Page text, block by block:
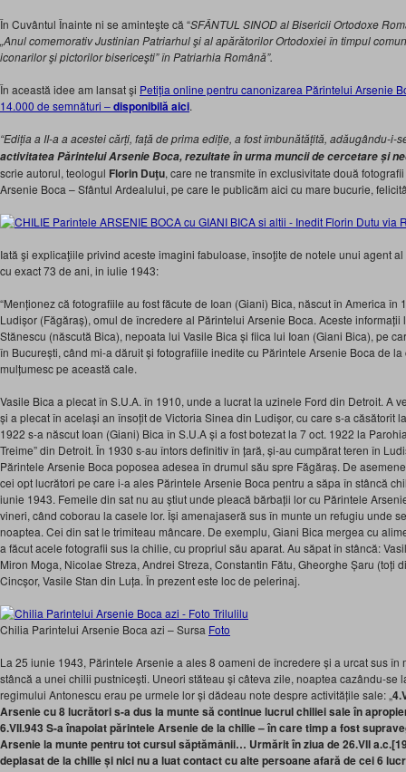
În Cuvântul Înainte ni se aminteşte că “SFÂNTUL SINOD al Bisericii Ortodoxe
„Anul comemorativ Justinian Patriarhul şi al apărătorilor Ortodoxiei în timpul
iconarilor şi pictorilor bisericeşti” în Patriarhia Română”.
În această idee am lansat şi Petiţia online pentru canonizarea Părintelui Arsenie
14.000 de semnături –disponibilă aici.
“Ediția a II-a a acestei cărți, față de prima ediție, a fost îmbunătățită, adăugându-i-
activitatea Părintelui Arsenie Boca, rezultate în urma muncii de cercetare și
scrie autorul, teologul Florin Duţu, care ne transmite în exclusivitate două
Arsenie Boca – Sfântul Ardealului, pe care le publicăm aici cu mare bucurie,
Iată şi explicaţiile privind aceste imagini fabuloase, însoţite de notele unui agent
cu exact 73 de ani, in iulie 1943:
“Menționez că fotografiile au fost făcute de Ioan (Giani) Bica, născut în America în
Ludișor (Făgăraș), omul de încredere al Părintelui Arsenie Boca. Aceste
Stănescu (născută Bica), nepoata lui Vasile Bica și fiica lui Ioan (Giani Bica), pe
în București, când mi-a dăruit și fotografiile inedite cu Părintele Arsenie Boca de
mulțumesc pe această cale.
Vasile Bica a plecat în S.U.A. în 1910, unde a lucrat la uzinele Ford din Detroit. A
și a plecat în același an însoțit de Victoria Sinea din Ludișor, cu care s-a căsătorit
1922 s-a născut Ioan (Giani) Bica în S.U.A și a fost botezat la 7 oct. 1922 la
Treime” din Detroit. În 1930 s-au întors definitiv în țară, și-au cumpărat teren în
Părintele Arsenie Boca poposea adesea în drumul său spre Făgăraș. De
cei opt lucrători pe care i-a ales Părintele Arsenie Boca pentru a săpa în stâncă
iunie 1943. Femeile din sat nu au știut unde pleacă bărbații lor cu Părintele
vineri, când coborau la casele lor. Își amenajaseră sus în munte un refugiu unde
noaptea. Cei din sat le trimiteau mâncare. De exemplu, Giani Bica mergea cu
a făcut acele fotografii sus la chilie, cu propriul său aparat. Au săpat în stâncă:
Miron Moga, Nicolae Streza, Andrei Streza, Constantin Fătu, Gheorghe Șaru (toți
Cincșor, Vasile Stan din Luța. În prezent este loc de pelerinaj.
Chilia Parintelui Arsenie Boca azi – Sursa Foto
La 25 iunie 1943, Părintele Arsenie a ales 8 oameni de încredere și a urcat sus
stâncă a unei chilii pustnicești. Uneori stăteau și câteva zile, noaptea cazându-se
regimului Antonescu erau pe urmele lor și dădeau note despre activitățile sale: „
Arsenie cu 8 lucrători s-a dus la munte să continue lucrul chiliei sale în
6.VII.943 S-a înapoiat părintele Arsenie de la chilie – în care timp a fost
Arsenie la munte pentru tot cursul săptămânii… Urmărit în ziua de 26.VII
deplasat de la chilie și nici nu a luat contact cu alte persoane afară de cei 6